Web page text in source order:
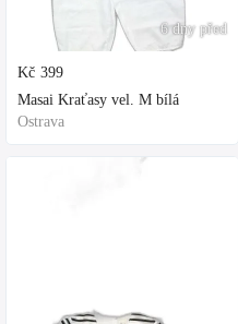
6 dny před
Kč 399
Masai Kraťasy vel. M bílá
Ostrava